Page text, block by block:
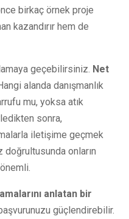
birkaç örnek proje
kazandırır hem de
geçebilirsiniz. Net
alanda danışmanlık
mu, yoksa atık
sonra,
iletişime geçmek
doğrultusunda onların
anlatan bir
güçlendirebilir.